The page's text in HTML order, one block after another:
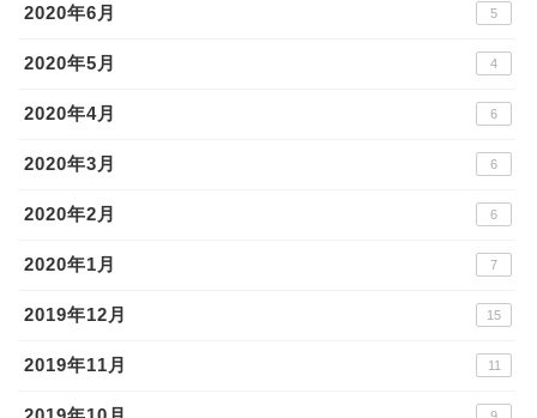
2020年6月 5
2020年5月 4
2020年4月 6
2020年3月 6
2020年2月 6
2020年1月 7
2019年12月 15
2019年11月 11